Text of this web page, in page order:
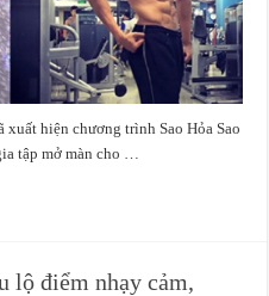
hiện chương trình Sao Hỏa Sao
tập mở màn cho …
lộ điểm nhạy cảm,